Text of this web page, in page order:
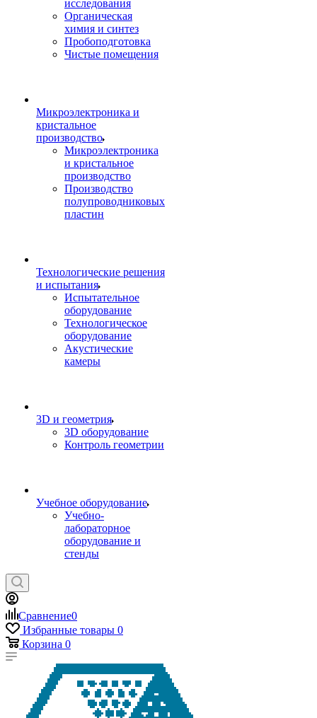
исследования
Органическая
химия и синтез
Пробоподготовка
Чистые помещения
Микроэлектроника и
кристальное
производство
Микроэлектроника
и кристальное
производство
Производство
полупроводниковых
пластин
Технологические решения
и испытания
Испытательное
оборудование
Технологическое
оборудование
Акустические
камеры
3D и геометрия
3D оборудование
Контроль геометрии
Учебное оборудование
Учебно-
лабораторное
оборудование и
стенды
Сравнение0
Избранные товары 0
Корзина 0